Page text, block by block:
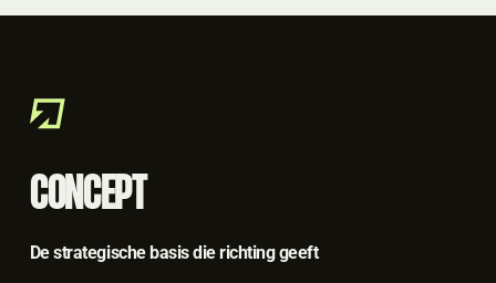
CONCEPT
De strategische basis die richting geeft